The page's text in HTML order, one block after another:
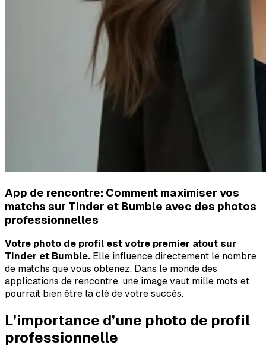
App de rencontre: Comment maximiser vos
matchs sur Tinder et Bumble avec des photos
professionnelles
Votre photo de profil est votre premier atout sur
Tinder et Bumble. Elle influence directement le nombre
de matchs que vous obtenez. Dans le monde des
applications de rencontre, une image vaut mille mots et
pourrait bien être la clé de votre succès.
L’importance d’une photo de profil
professionnelle